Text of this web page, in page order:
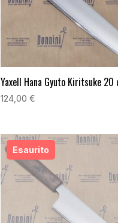
Yaxell Hana Gyuto Kiritsuke 20
124,00€